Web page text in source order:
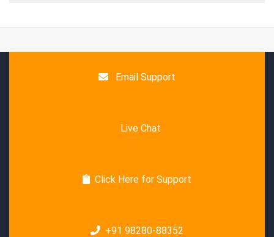
Email Support
Live Chat
Click Here for Support
+91 98280-88352